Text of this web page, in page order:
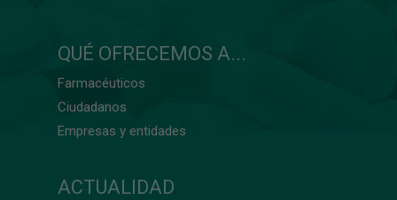
QUÉ OFRECEMOS A...
Farmacéuticos
Ciudadanos
Empresas y entidades
ACTUALIDAD